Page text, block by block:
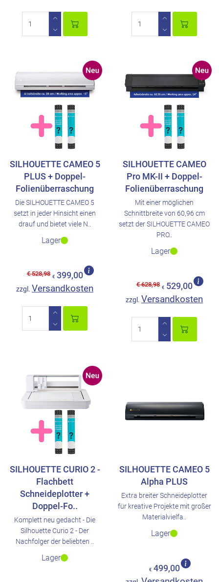
SILHOUETTE CAMEO 5
PLUS + Doppel-
Folienüberraschung
Die SILHOUETTE CAMEO 5
setzt in jeder Hinsicht einen
drauf und bietet viele N..
Lager
€ 528,98 € 399,00
zzgl. Versandkosten
SILHOUETTE CAMEO
Pro MK-II + Doppel-
Folienüberraschung
Mit einer möglichen
Schnittbreite von 60,96 cm
setzt der SILHOUETTE CAMEO
PRO..
Lager
€ 628,98 € 529,00
zzgl. Versandkosten
SILHOUETTE CURIO 2 -
Flachbett
Schneideplotter +
Doppel-Fo..
Komplett neu gedacht - Die
Silhouette Curio 2 - Der
Nachfolger der beliebten ..
Lager
SILHOUETTE CAMEO 5
Alpha PLUS
Extra breiter Schneideplotter
für kreative Projekte mit großer
Materialvielfa..
Lager
€ 499,00